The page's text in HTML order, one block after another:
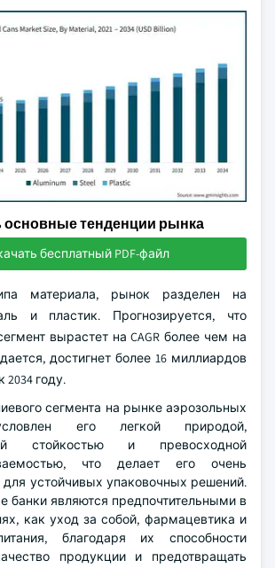
основные тенденции рынка
бесплатный PDF-файл
материала, рынок разделен на
и пластик. Прогнозируется, что
вырастет на CAGR более чем на
достигнет более 16 миллиардов
году.
сегмента на рынке аэрозольных
его легкой природой,
стойкостью и превосходной
что делает его очень
устойчивых упаковочных решений.
банки являются предпочтительными в
как уход за собой, фармацевтика и
благодаря их способности
продукции и предотвращать